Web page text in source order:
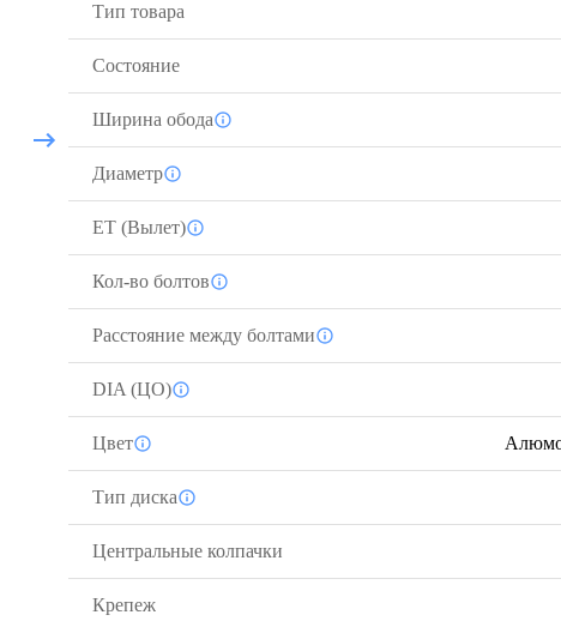
Тип товара
Состояние
Ширина обода
Диаметр
ЕТ (Вылет)
Кол-во болтов
Расстояние между болтами
DIA (ЦО)
Цвет
Тип диска
Центральные колпачки
Крепеж